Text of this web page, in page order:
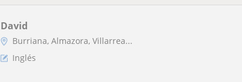
David
Burriana, Almazora, Villarrea...
Inglés